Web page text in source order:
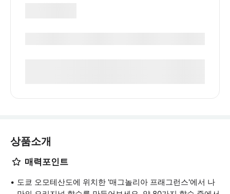
상품소개
매력포인트
도쿄 오모테산도에 위치한 '매그놀리아 프래그런스'에서 나